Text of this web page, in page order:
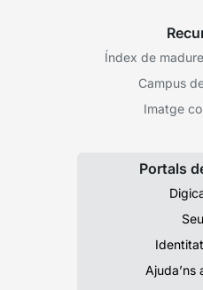
Índex de
Campus
Imatge
Portals
Ajuda’ns